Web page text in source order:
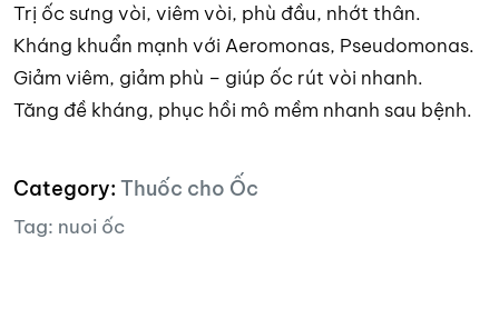
Trị ốc sưng vòi, viêm vòi, phù đầu, nhớt thân.
Kháng khuẩn mạnh với Aeromonas, Pseudomonas.
Giảm viêm, giảm phù – giúp ốc rút vòi nhanh.
Tăng đề kháng, phục hồi mô mềm nhanh sau bệnh.
Category: Thuốc cho Ốc
Tag: nuoi ốc